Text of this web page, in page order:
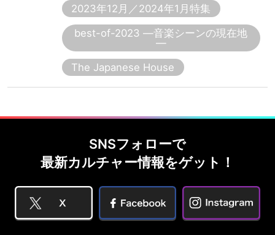
2023年12月／2024年1月特集
best-of-2023 ―音楽シーンの現在地
―
The Japanese House
SNSフォローで
最新カルチャー情報をゲット！